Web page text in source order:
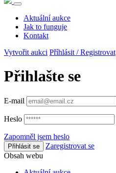
Aktuální aukce
Jak to funguje
Kontakt
Vytvořit aukci Příhlásit / Registrovat
Přihlašte se
E-mail
Heslo
Zapomněl jsem heslo
Přihlásit se
Zaregistrovat se
Obsah webu